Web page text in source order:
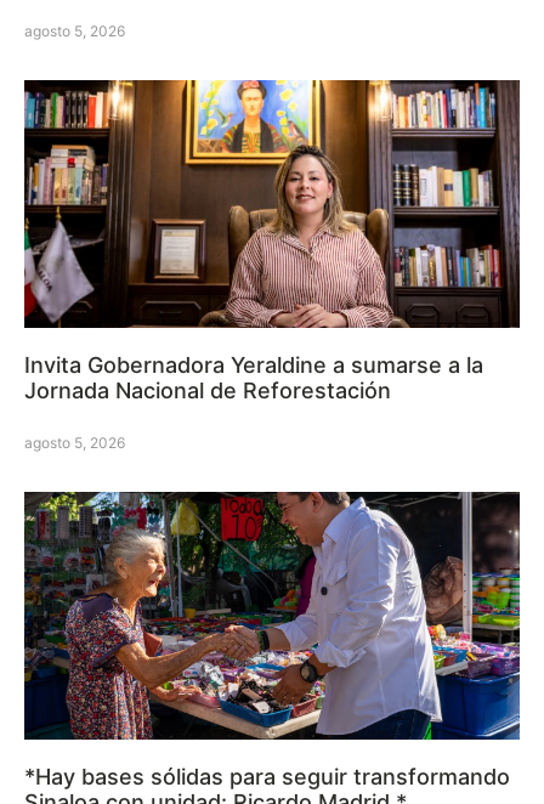
agosto 5, 2026
Invita Gobernadora Yeraldine a sumarse a la
Jornada Nacional de Reforestación
agosto 5, 2026
*Hay bases sólidas para seguir transformando